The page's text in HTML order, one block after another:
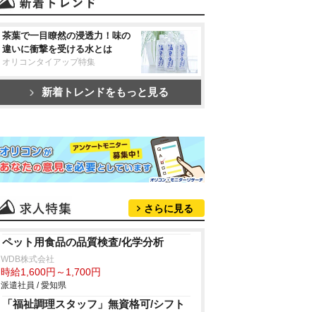
茶葉で一目瞭然の浸透力！味の
違いに衝撃を受ける水とは
オリコンタイアップ特集
新着トレンドをもっと見る
さらに見る
ペット用食品の品質検査/化学分析
WDB株式会社
時給1,600円～1,700円
派遣社員 / 愛知県
「福祉調理スタッフ」無資格可/シフト